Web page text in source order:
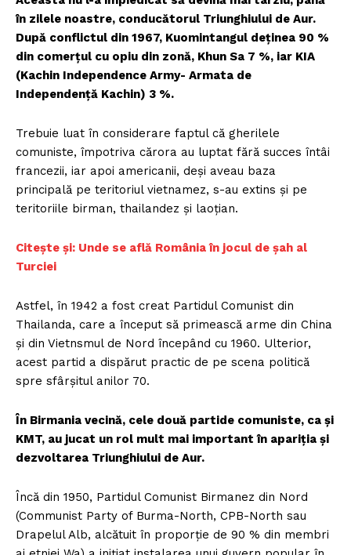
în zilele noastre, conducătorul Triunghiului de Aur.
După conflictul din 1967, Kuomintangul deţinea 90 %
din comerţul cu opiu din zonă, Khun Sa 7 %, iar KIA
(Kachin Independence Army- Armata de
Independenţă Kachin) 3 %.
Trebuie luat în considerare faptul că gherilele
comuniste, împotriva cărora au luptat fără succes întâi
francezii, iar apoi americanii, deşi aveau baza
principală pe teritoriul vietnamez, s-au extins şi pe
teritoriile birman, thailandez şi laoţian.
Citește și: Unde se află România în jocul de șah al
Turciei
Astfel, în 1942 a fost creat Partidul Comunist din
Thailanda, care a început să primească arme din China
şi din Vietnsmul de Nord începând cu 1960. Ulterior,
acest partid a dispărut practic de pe scena politică
spre sfârşitul anilor 70.
În Birmania vecină, cele două partide comuniste, ca şi
KMT, au jucat un rol mult mai important în apariţia şi
dezvoltarea Triunghiului de Aur.
Încă din 1950, Partidul Comunist Birmanez din Nord
(Communist Party of Burma-North, CPB-North sau
Drapelul Alb, alcătuit în proporţie de 90 % din membri